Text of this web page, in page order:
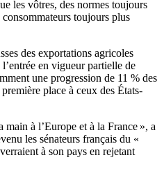
les vôtres, des normes toujours
toujours plus
des exportations agricoles
en vigueur partielle de
une progression de 11 % des
place à ceux des États-
à l’Europe et à la France », a
les sénateurs français du «
à son pays en rejetant